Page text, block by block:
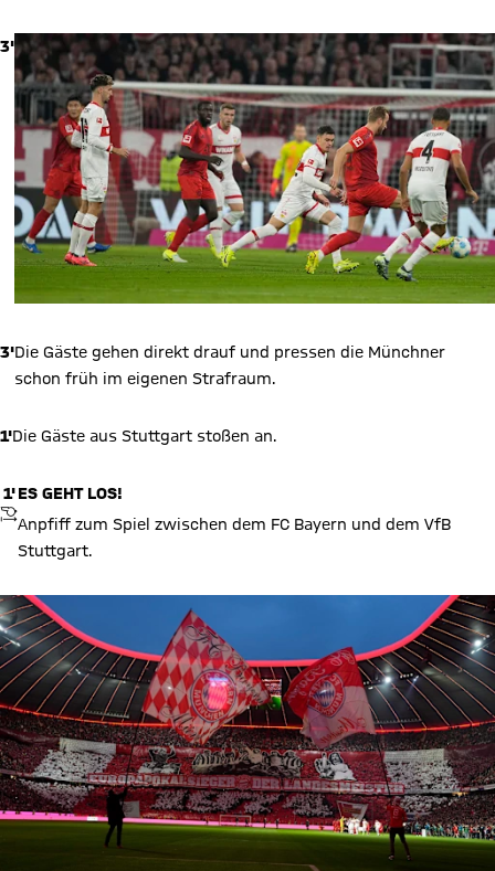
3'
3'Die Gäste gehen direkt drauf und pressen die Münchner
schon früh im eigenen Strafraum.
1'Die Gäste aus Stuttgart stoßen an.
1'
ANPFIFF
ES GEHT LOS!
Anpfiff zum Spiel zwischen dem FC Bayern und dem VfB
Stuttgart.